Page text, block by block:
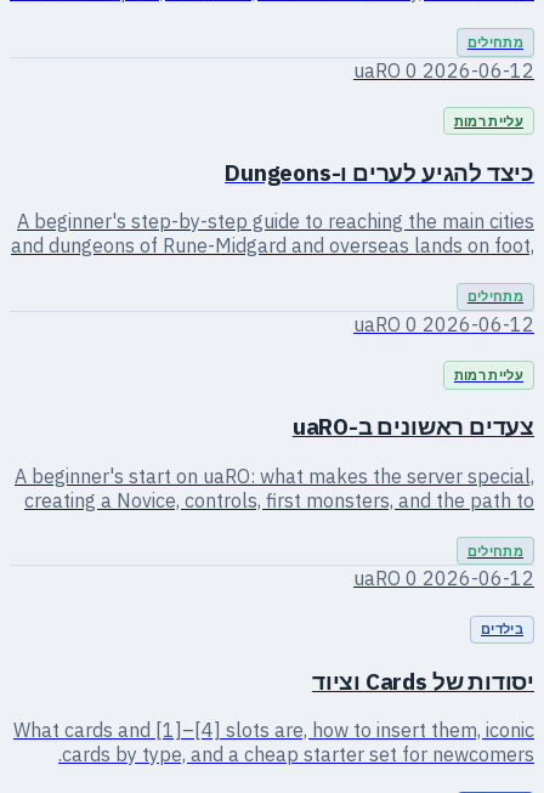
0 2026-06-12
0 2026-06-12
0 2026-06-12